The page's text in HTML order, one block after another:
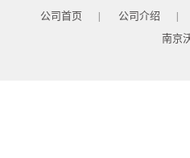
公司首页 | 公司介绍 |
南京